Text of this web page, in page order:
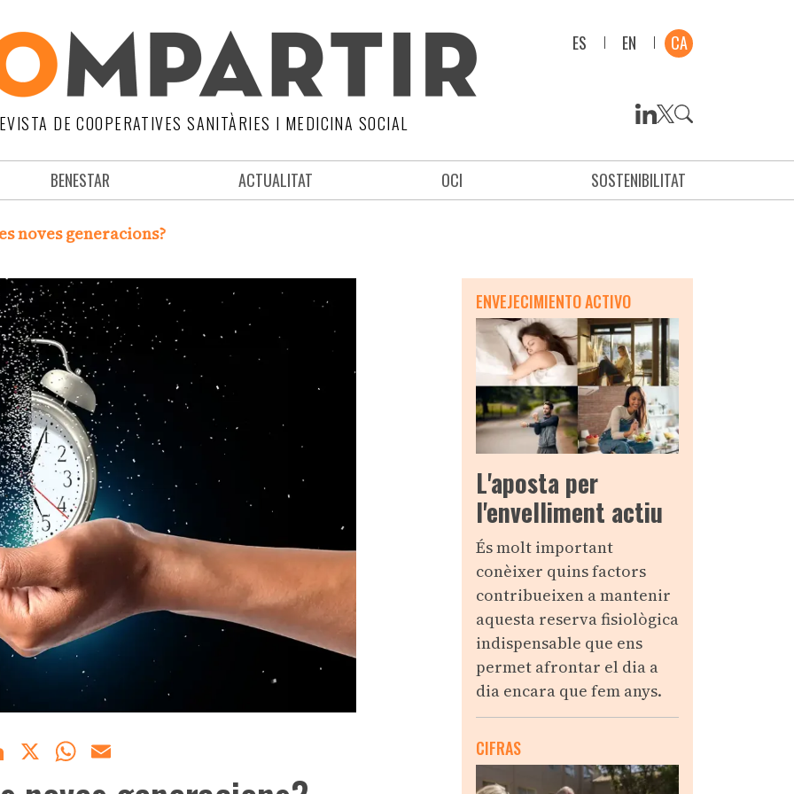
DE COOPERATIVES SANITÀRIES I MEDICINA SOCIAL
ES EN CA
BENESTAR ACTUALITAT OCI SOSTENIBILITAT
noves generacions?
LinkedIn
X WhatsApp
ENVEJECIMIENTO ACTIVO
L'aposta per
l'envelliment actiu
És molt important
conèixer quins factors
contribueixen a mantenir
aquesta reserva fisiològica
indispensable que ens
permet afrontar el dia a
dia encara que fem anys.
CIFRAS